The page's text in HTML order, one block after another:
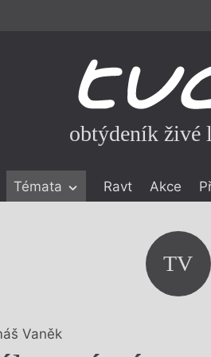
obtýdeník živé
Témata Ravt Akce
TV
Vaněk